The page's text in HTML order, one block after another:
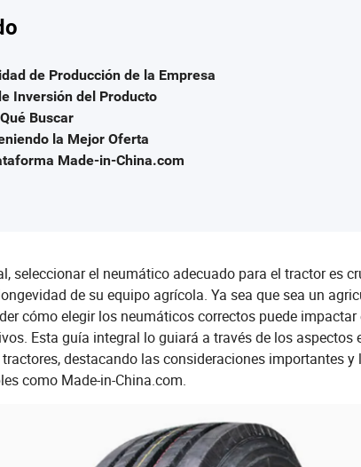
de Producción de la Empresa
Inversión del Producto
Buscar
la Mejor Oferta
Made-in-China.com
seleccionar el neumático adecuado para el tractor es
de su equipo agrícola. Ya sea que sea un
cómo elegir los neumáticos correctos puede
Esta guía integral lo guiará a través de los aspectos
destacando las consideraciones importantes
como Made-in-China.com.